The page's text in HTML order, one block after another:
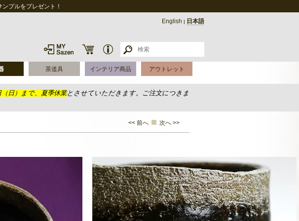
プルをプレゼント！
English | 日本語
茶道具 インテリア商品 アウトレット
日）まで、夏季休業とさせていただきます。ご注文につきま
<< 前へ 次へ >>